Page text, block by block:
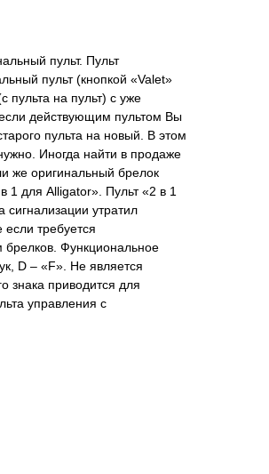
пульт. Пульт
пульт (кнопкой «Valet»
пульта на пульт) с уже
действующим пультом Вы
пульта на новый. В этом
Иногда найти в продаже
же оригинальный брелок
1 для Alligator». Пульт «2 в 1
сигнализации утратил
требуется
брелков. Функциональное
D – «F». Не является
знака приводится для
управления с